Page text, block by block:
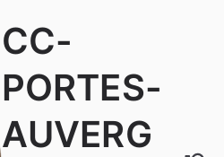
CC-
PORTES-
AUVERG